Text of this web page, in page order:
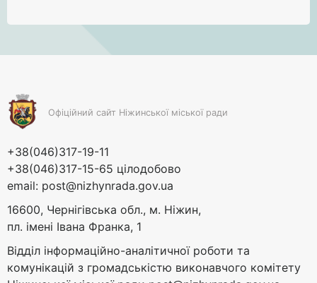
Офіційний сайт Ніжинської міської ради
+38(046)317-19-11
+38(046)317-15-65 цілодобово
email: post@nizhynrada.gov.ua
16600, Чернігівська обл., м. Ніжин,
пл. імені Івана Франка, 1
Відділ інформаційно-аналітичної роботи та
комунікацій з громадськістю виконавчого комітету